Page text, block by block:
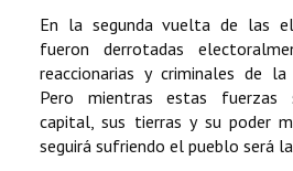
En la segunda vuelta de las
fueron derrotadas
reaccionarias y criminales de la
Pero mientras estas fuerzas
capital, sus tierras y su poder
seguirá sufriendo el pueblo será